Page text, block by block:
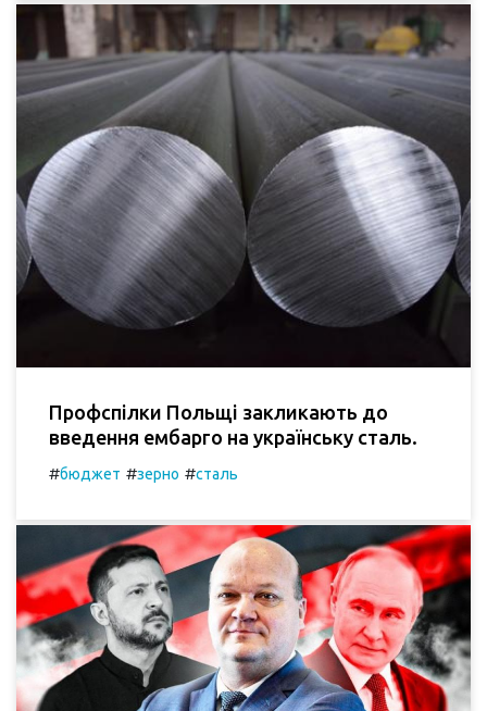
Профспілки Польщі закликають до
введення ембарго на українську сталь.
#бюджет #зерно #сталь